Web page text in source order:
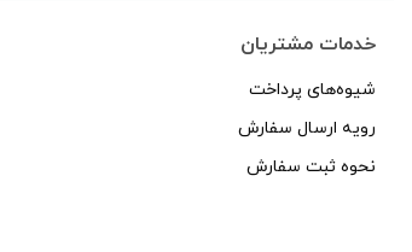
خدمات مشتریان
شیوه‌های پرداخت
رویه ارسال سفارش
نحوه ثبت سفارش